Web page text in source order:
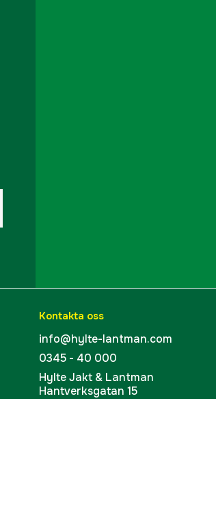
Kontakta oss
info@hylte-lantman.com
0345 - 40 000
Hylte Jakt & Lantman
Hantverksgatan 15